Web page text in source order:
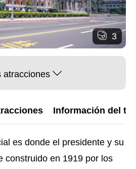
3
atracciones
Información del
es donde el presidente y su
construido en 1919 por los